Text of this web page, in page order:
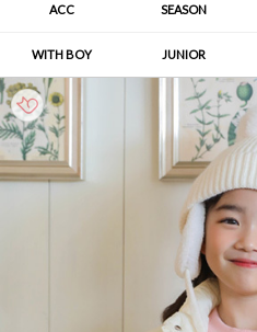
ACC SEASON
WITH BOY JUNIOR